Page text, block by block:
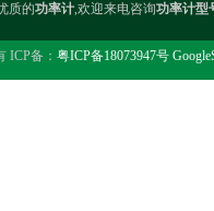
质的功率计,欢迎来电咨询功率计型
ICP备： 粤ICP备18073947号